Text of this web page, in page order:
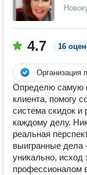
4.7 16
Организация
Определю самую
клиента, помогу
система скидок и
каждому делу.
реальная
выигранные дела
уникально, исход
профессионалом